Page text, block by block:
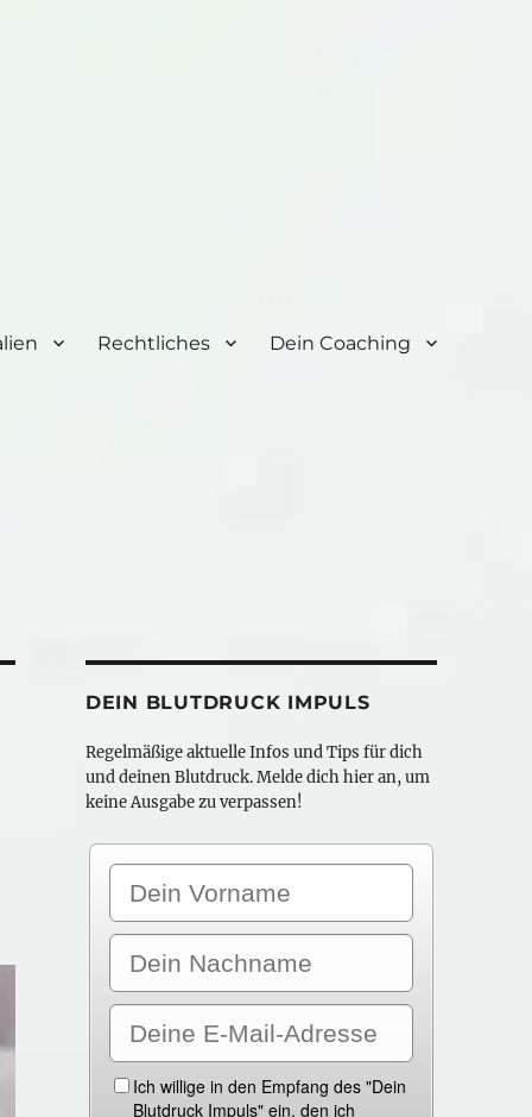
Rechtliches Dein Coaching
DEIN BLUTDRUCK IMPULS
Regelmäßige aktuelle Infos und Tips für dich
und deinen Blutdruck. Melde dich hier an, um
keine Ausgabe zu verpassen!